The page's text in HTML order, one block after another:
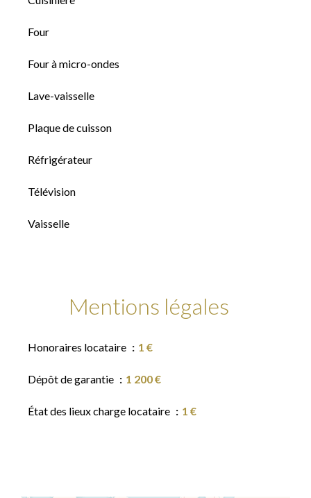
Four
Four à micro-ondes
Lave-vaisselle
Plaque de cuisson
Réfrigérateur
Télévision
Vaisselle
Mentions légales
Honoraires locataire 1 €
Dépôt de garantie 1 200 €
État des lieux charge locataire 1 €